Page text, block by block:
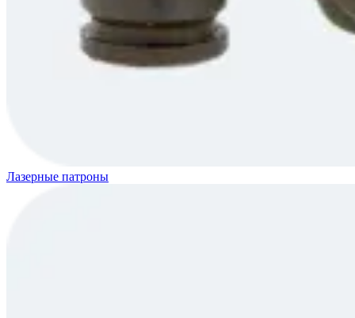
Лазерные патроны